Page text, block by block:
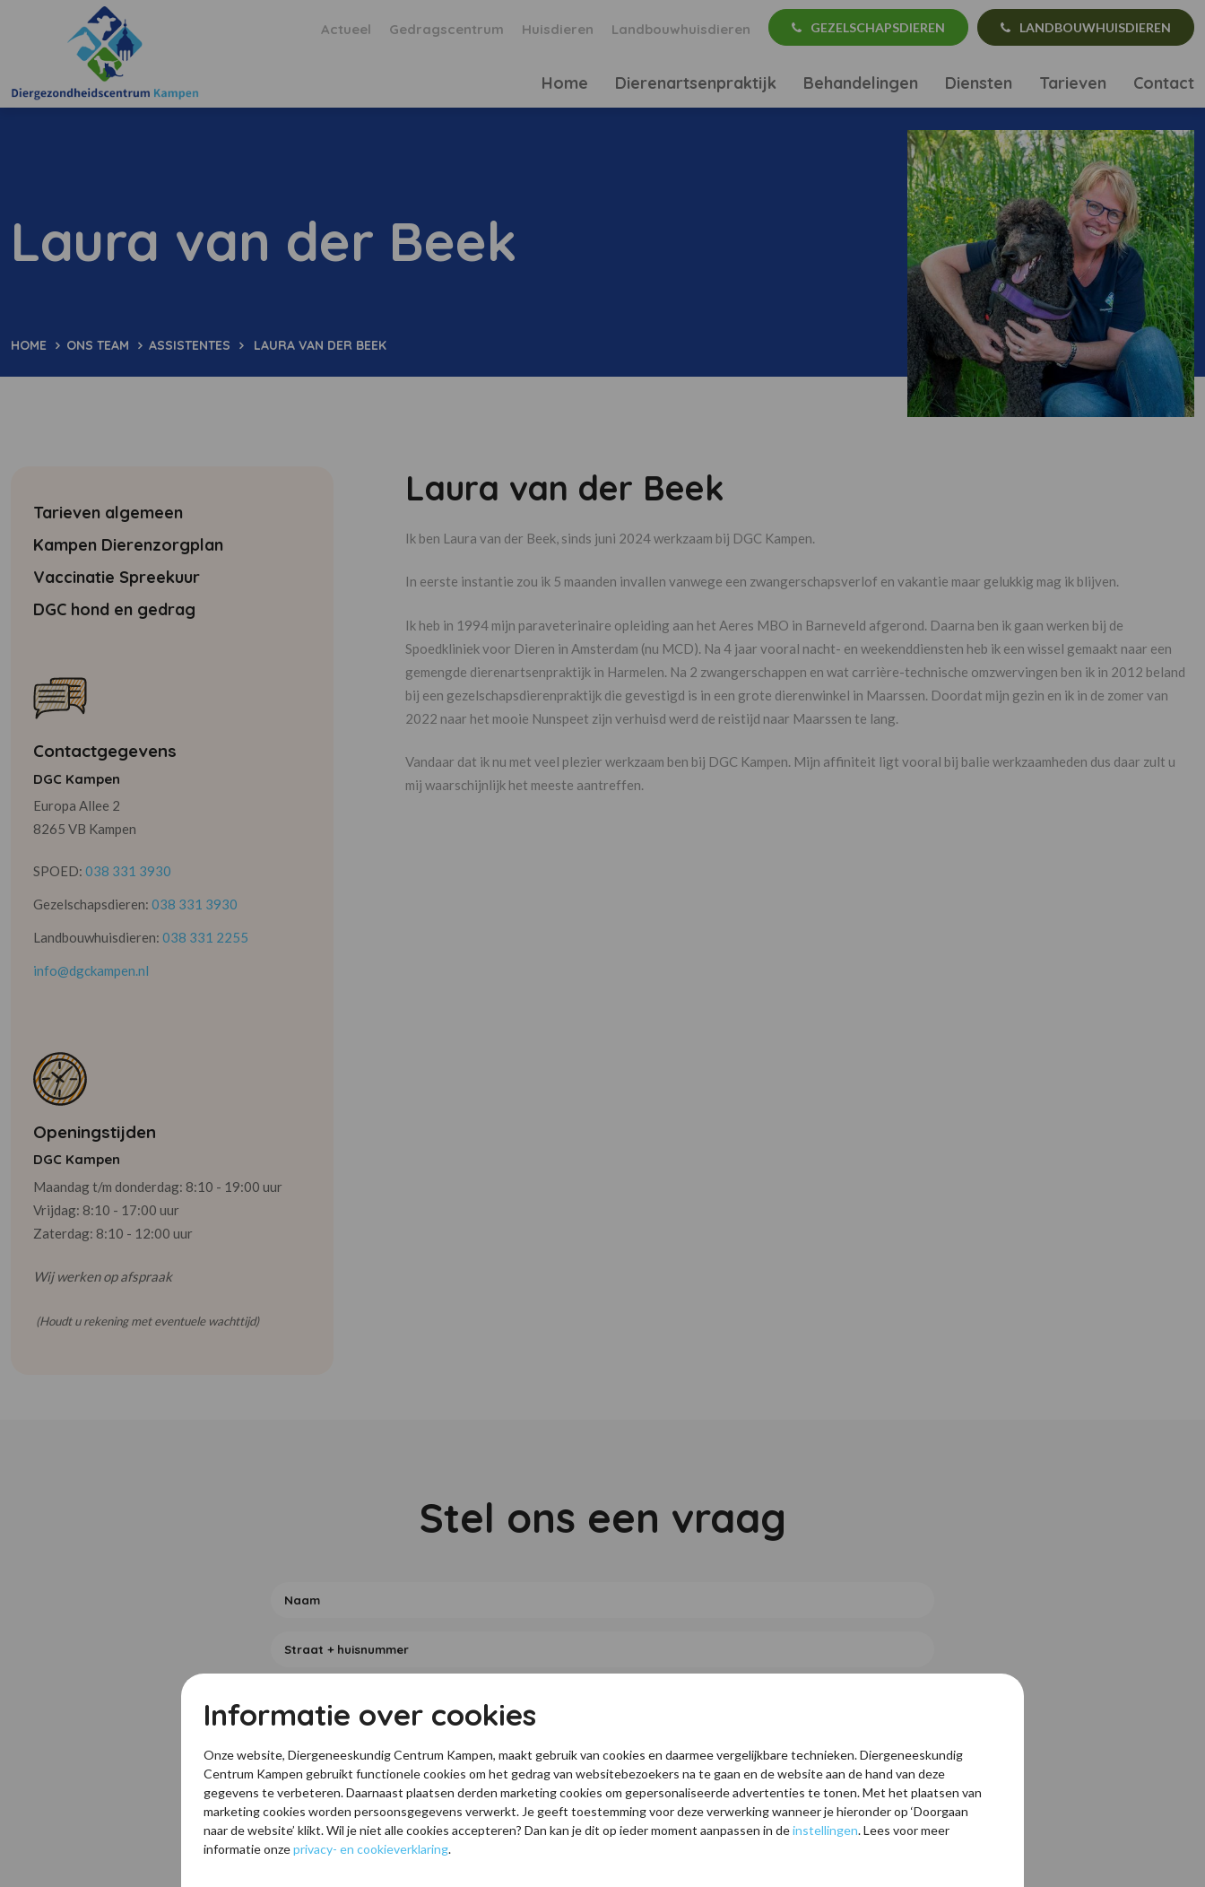
Home Dierenartsenpraktijk Behandelingen Diensten Tarieven Contact
Actueel Gedragscentrum Huisdieren Landbouwhuisdieren GEZELSCHAPSDIEREN LANDBOUWHUISDIEREN
Laura van der Beek
HOME ONS TEAM ASSISTENTES LAURA VAN DER BEEK
Laura van der Beek
Ik ben Laura van der Beek, sinds juni 2024 werkzaam bij DGC Kampen.
In eerste instantie zou ik 5 maanden invallen vanwege een zwangerschapsverlof en vakantie maar gelukkig mag ik blijven.
Ik heb in 1994 mijn paraveterinaire opleiding aan het Aeres MBO in Barneveld afgerond. Daarna ben ik gaan werken bij de
Spoedkliniek voor Dieren in Amsterdam (nu MCD). Na 4 jaar vooral nacht- en weekenddiensten heb ik een wissel gemaakt naar een
gemengde dierenartsenpraktijk in Harmelen. Na 2 zwangerschappen en wat carrière-technische omzwervingen ben ik in 2012 beland
bij een gezelschapsdierenpraktijk die gevestigd is in een grote dierenwinkel in Maarssen. Doordat mijn gezin en ik in de zomer van
2022 naar het mooie Nunspeet zijn verhuisd werd de reistijd naar Maarssen te lang.
Vandaar dat ik nu met veel plezier werkzaam ben bij DGC Kampen. Mijn affiniteit ligt vooral bij balie werkzaamheden dus daar zult u
mij waarschijnlijk het meeste aantreffen.
Tarieven algemeen
Kampen Dierenzorgplan
Vaccinatie Spreekuur
DGC hond en gedrag
Contactgegevens
DGC Kampen
Europa Allee 2
8265 VB Kampen
SPOED: 038 331 3930
Gezelschapsdieren: 038 331 3930
Landbouwhuisdieren: 038 331 2255
info@dgckampen.nl
Openingstijden
DGC Kampen
Maandag t/m donderdag: 8:10 - 19:00 uur
Vrijdag: 8:10 - 17:00 uur
Zaterdag: 8:10 - 12:00 uur
Wij werken op afspraak
(Houdt u rekening met eventuele wachttijd)
Stel ons een vraag
Informatie over cookies
Onze website, Diergeneeskundig Centrum Kampen, maakt gebruik van cookies en daarmee vergelijkbare technieken. Diergeneeskundig
Centrum Kampen gebruikt functionele cookies om het gedrag van websitebezoekers na te gaan en de website aan de hand van deze
gegevens te verbeteren. Daarnaast plaatsen derden marketing cookies om gepersonaliseerde advertenties te tonen. Met het plaatsen van
marketing cookies worden persoonsgegevens verwerkt. Je geeft toestemming voor deze verwerking wanneer je hieronder op ‘Doorgaan
naar de website’ klikt. Wil je niet alle cookies accepteren? Dan kan je dit op ieder moment aanpassen in deinstellingen. Lees voor meer
informatie onzeprivacy- en cookieverklaring.